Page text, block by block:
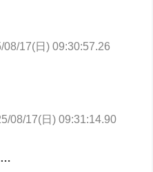
08/17(日) 09:30:57.26
08/17(日) 09:31:14.90
…